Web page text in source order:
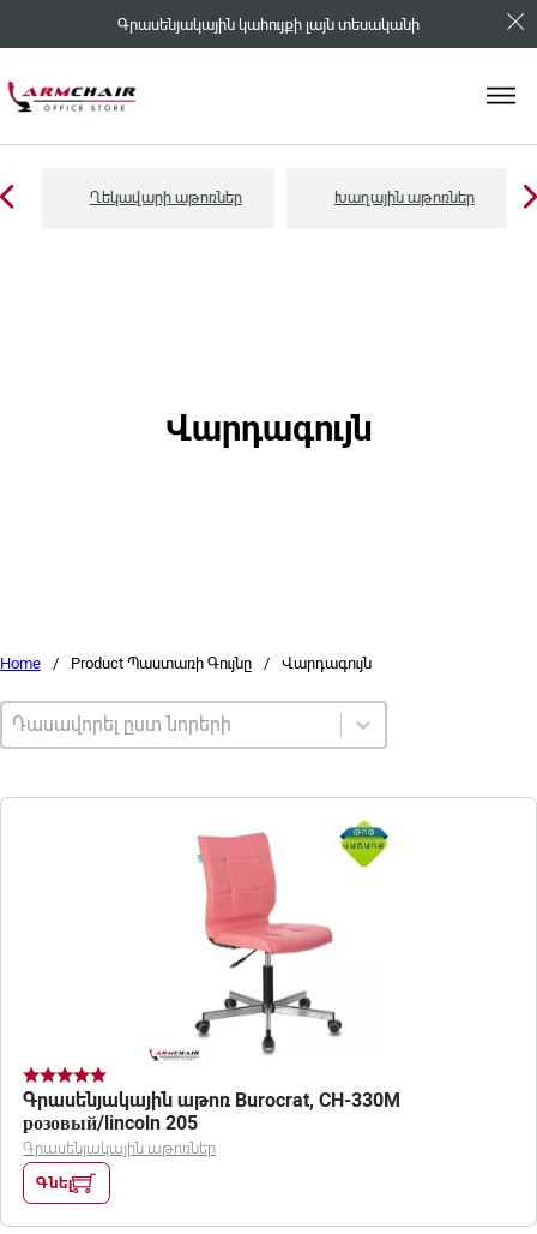
Գրասենյակային կահույքի լայն տեսականի
Ղեկավարի աթոռներ Խաղային աթոռներ
Վարդագույն
Home / Product Պաստառի Գույնը / Վարդագույն
Sort by
Sort content
Գրասենյակային աթոռ Burocrat, CH-330M
розовый/lincoln 205
Գրասենյակային աթոռներ
Գնել